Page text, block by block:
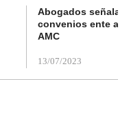
Abogados
convenios ente
AMC
13/07/2023